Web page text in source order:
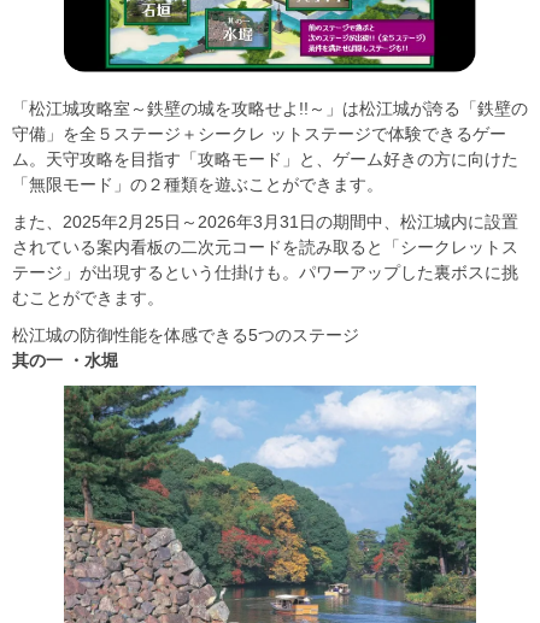
「松江城攻略室～鉄壁の城を攻略せよ!!～」は松江城が誇る「鉄壁の
守備」を全５ステージ＋シークレ ットステージで体験できるゲー
ム。天守攻略を目指す「攻略モード」と、ゲーム好きの方に向けた
「無限モード」の２種類を遊ぶことができます。
また、2025年2月25日～2026年3月31日の期間中、松江城内に設置
されている案内看板の二次元コードを読み取ると「シークレットス
テージ」が出現するという仕掛けも。パワーアップした裏ボスに挑
むことができます。
松江城の防御性能を体感できる5つのステージ
其の一 ・水堀